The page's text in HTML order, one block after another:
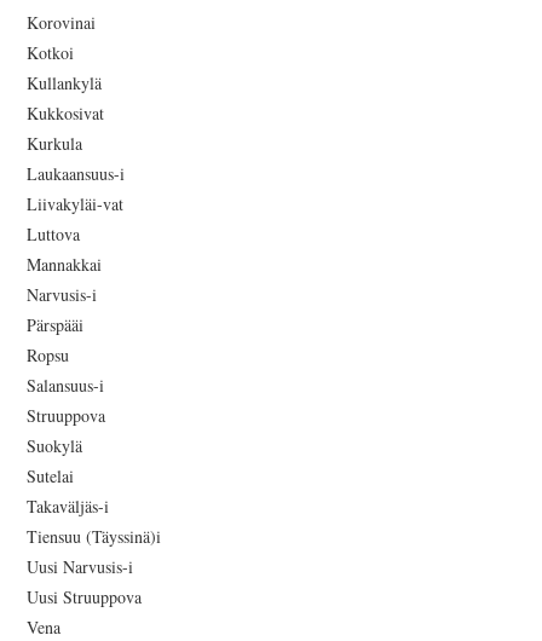
Korovinai
Kotkoi
Kullankylä
Kukkosivat
Kurkula
Laukaansuus-i
Liivakyläi-vat
Luttova
Mannakkai
Narvusis-i
Pärspääi
Ropsu
Salansuus-i
Struuppova
Suokylä
Sutelai
Takaväljäs-i
Tiensuu (Täyssinä)i
Uusi Narvusis-i
Uusi Struuppova
Vena